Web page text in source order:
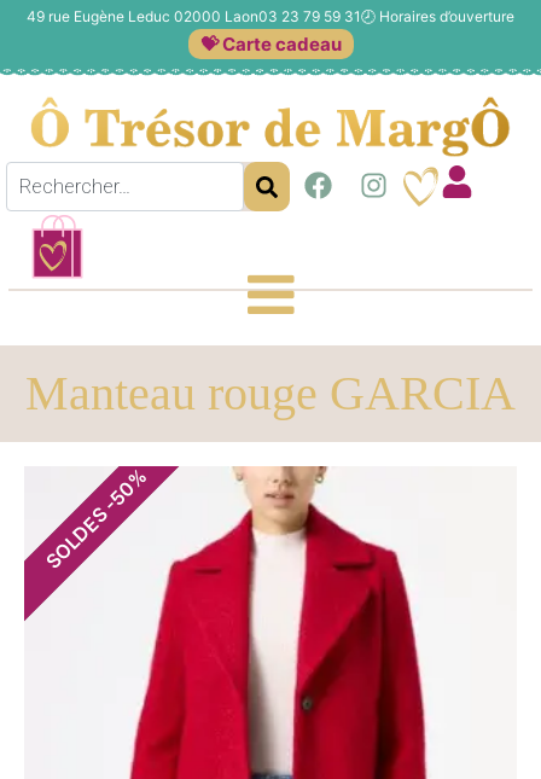
49 rue Eugène Leduc 02000 Laon03 23 79 59 31🕗 Horaires d’ouverture
💝 Carte cadeau
Manteau rouge GARCIA
SOLDES
-
50
%